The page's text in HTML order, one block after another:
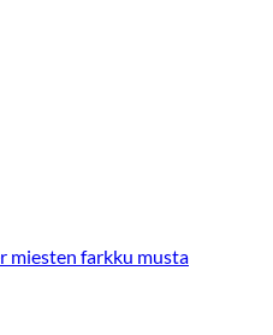
miesten farkku musta